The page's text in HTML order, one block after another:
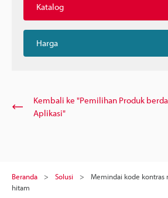
Katalog
Harga
Kembali ke "Pemilihan Produk
Aplikasi"
Beranda Solusi
Memindai kode kontras
hitam